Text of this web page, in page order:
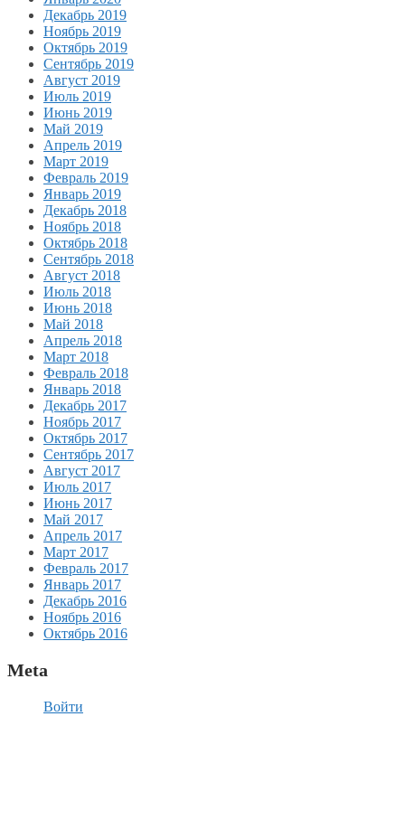
Декабрь 2019
Ноябрь 2019
Октябрь 2019
Сентябрь 2019
Август 2019
Июль 2019
Июнь 2019
Май 2019
Апрель 2019
Март 2019
Февраль 2019
Январь 2019
Декабрь 2018
Ноябрь 2018
Октябрь 2018
Сентябрь 2018
Август 2018
Июль 2018
Июнь 2018
Май 2018
Апрель 2018
Март 2018
Февраль 2018
Январь 2018
Декабрь 2017
Ноябрь 2017
Октябрь 2017
Сентябрь 2017
Август 2017
Июль 2017
Июнь 2017
Май 2017
Апрель 2017
Март 2017
Февраль 2017
Январь 2017
Декабрь 2016
Ноябрь 2016
Октябрь 2016
Meta
Войти